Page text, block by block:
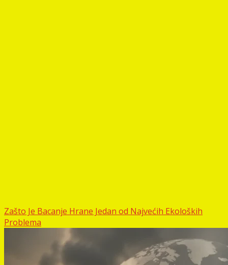
Zašto Je Bacanje Hrane Jedan od Najvećih Ekoloških
Problema